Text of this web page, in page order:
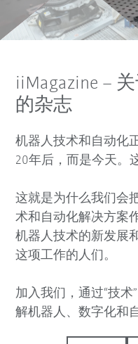
iiMagazine –
的杂志
机器人技术和自动化
20年后，而是今天。
这就是为什么我们会
术和自动化解决方案
机器人技术的新发展
这项工作的人们。
加入我们，通过“技术
解机器人、数字化和